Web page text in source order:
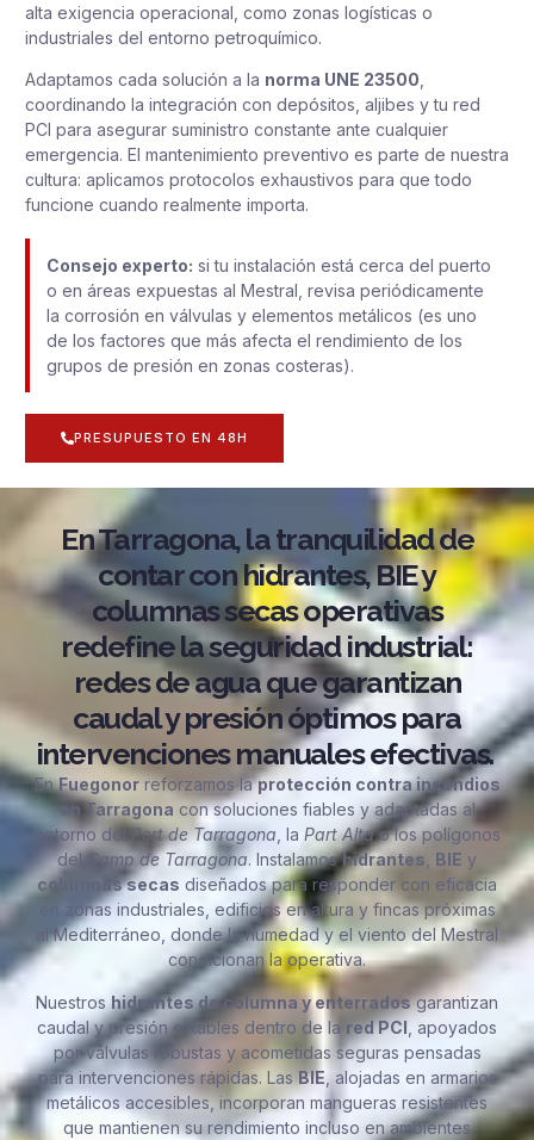
alta exigencia operacional, como zonas logísticas o
industriales del entorno petroquímico.
Adaptamos cada solución a la norma UNE 23500
coordinando la integración con depósitos, aljibes y tu red
PCI para asegurar suministro constante ante cualquier
emergencia. El mantenimiento preventivo es parte de nuestra
cultura: aplicamos protocolos exhaustivos para que todo
funcione cuando realmente importa.
Consejo experto: si tu instalación está cerca del puerto
o en áreas expuestas al Mestral, revisa periódicamente
la corrosión en válvulas y elementos metálicos (es uno
de los factores que más afecta el rendimiento de los
grupos de presión en zonas costeras).
PRESUPUESTO EN 48H
En Tarragona, la tranquilidad de
contar con hidrantes, BIE y
columnas secas operativas
redefine la seguridad industrial:
redes de agua que garantizan
caudal y presión óptimos para
intervenciones manuales efectivas.
EnFuegonorreforzamos laprotección contra incendios
en Tarragona con soluciones fiables y adaptadas al
entorno del Port de Tarragona , la Part Altao los polígonos
del Camp de Tarragona. Instalamoshidrantes BIE y
columnas secas diseñados para responder con eficacia
en zonas industriales, edificios en altura y fincas próximas
al Mediterráneo, donde la humedad y el viento del Mestral
condicionan la operativa.
Nuestroshidrantes de columna y enterradosgarantizan
caudal y presión estables dentro de la red PCI , apoyados
por válvulas robustas y acometidas seguras pensadas
para intervenciones rápidas. LasBIE , alojadas en armarios
metálicos accesibles, incorporan mangueras resistentes
que mantienen su rendimiento incluso en ambientes